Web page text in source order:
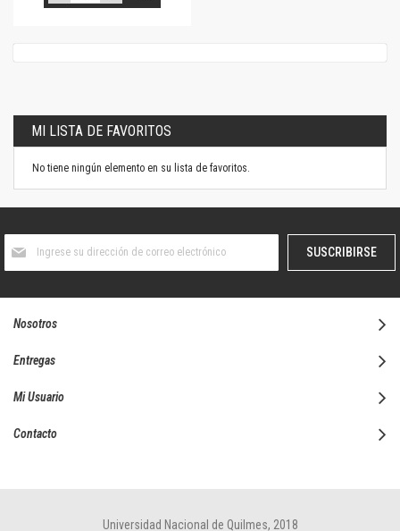
MI LISTA DE FAVORITOS
No tiene ningún elemento en su lista de favoritos.
boletín
SUSCRIBIRSE
Nosotros
Entregas
Mi Usuario
Contacto
Universidad Nacional de Quilmes, 2018